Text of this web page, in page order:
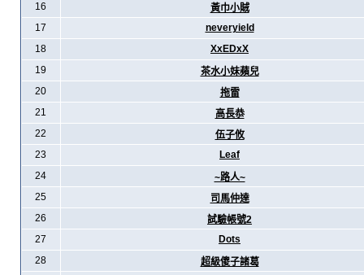
16
黃巾小賊
17
neveryield
18
XxEDxX
19
茶水小妹蘋兒
20
拖雷
21
高長恭
22
伍子攸
23
Leaf
24
~路人~
25
司馬仲達
26
試驗帳號2
27
Dots
28
超級傻子諸葛